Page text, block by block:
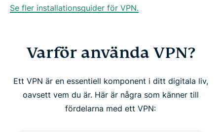
Se fler installationsguider för VPN.
Varför använda VPN?
Ett VPN är en essentiell komponent i ditt digitala liv,
oavsett vem du är. Här är några som känner till
fördelarna med ett VPN: